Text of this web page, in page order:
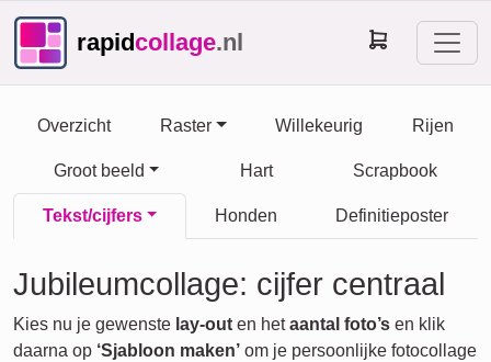
rapidcollage.nl
Overzicht Raster Willekeurig Rijen
Groot beeld Hart Scrapbook
Tekst/cijfers Honden Definitieposter
Jubileumcollage: cijfer centraal
Kies nu je gewenste lay-out en hetaantal foto’s en klik
daarna op ‘Sjabloon maken’ om je persoonlijke fotocollage